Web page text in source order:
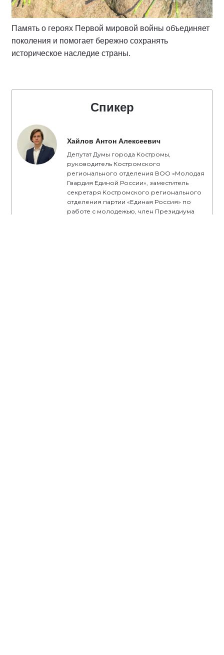
Память о героях Первой мировой войны объединяет
поколения и помогает бережно сохранять
историческое наследие страны.
Спикер
Хайлов Антон Алексеевич
Депутат Думы города Костромы,
руководитель Костромского
регионального отделения ВОО «Молодая
Гвардия Единой России», заместитель
секретаря Костромского регионального
отделения партии «Единая Россия» по
работе с молодежью, член Президиума